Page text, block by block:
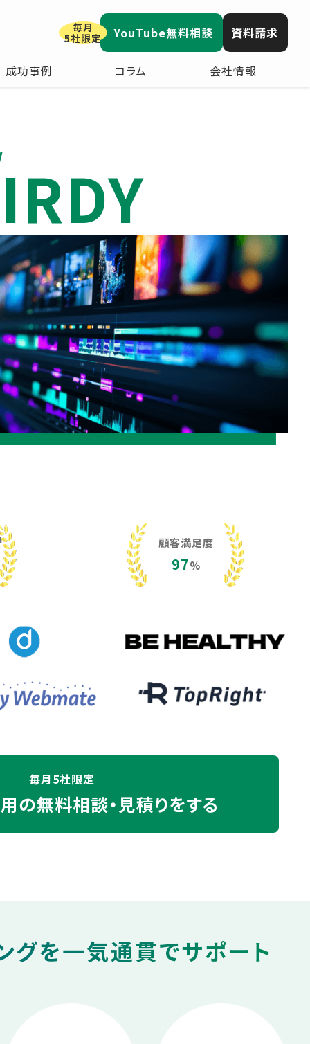
成功事例 コラム 会社情報
毎月
5社限定
YouTube無料相談 資料請求
顧客満足度
97%
毎月5社限定
の無料相談・見積りをする
を一気通貫でサポート